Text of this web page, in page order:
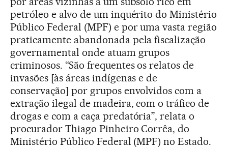
petróleo e alvo de um inquérito do Ministério
Público Federal (MPF) e por uma vasta região
praticamente abandonada pela fiscalização
governamental onde atuam grupos
criminosos. “São frequentes os relatos de
invasões [às áreas indígenas e de
conservação] por grupos envolvidos com a
extração ilegal de madeira, com o tráfico de
drogas e com a caça predatória”, relata o
procurador Thiago Pinheiro Corrêa, do
Ministério Público Federal (MPF) no Estado.